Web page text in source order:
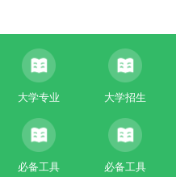
大学专业 大学招生
必备工具 必备工具